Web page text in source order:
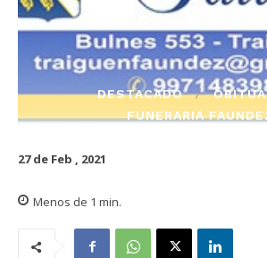
DESTACADO
FUNERARIA
27 de Feb , 2021
Menos de 1 min.